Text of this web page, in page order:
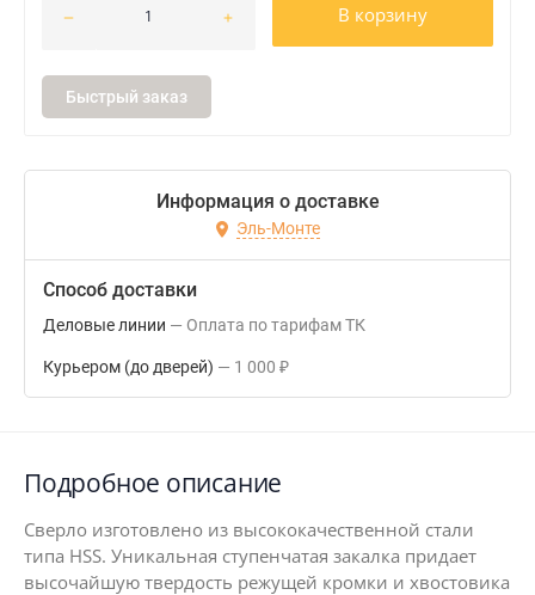
В корзину
Быстрый заказ
Информация о доставке
Эль-Монте
Способ доставки
Деловые линии Оплата по тарифам ТК
Курьером (до дверей) 1 000 ₽
Подробное описание
Сверло изготовлено из высококачественной стали
типа HSS. Уникальная ступенчатая закалка придает
высочайшую твердость режущей кромки и хвостовика